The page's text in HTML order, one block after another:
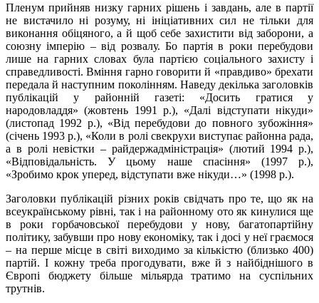
Пленум прийняв низку гарних рішень і завдань, але в партії
не вистачило ні розуму, ні ініціативних сил не тільки для
виконання обіцяного, а й щоб себе захистити від заборони, а
союзну імперію – від розвалу. Бо партія в роки перебудови
лише на гарних словах була партією соціального захисту і
справедливості. Вміння гарно говорити й «правдиво» брехати
передала й наступним поколінням. Наведу декілька заголовків
публікацій у районній газеті: «Досить гратися у
народовладдя» (жовтень 1991 р.), «Далі відступати нікуди»
(листопад 1992 р.), «Від перебудови до повного зубожіння»
(січень 1993 р.), «Коли в ролі свекрухи виступає районна рада,
а в ролі невістки – райдержадміністрація» (лютий 1994 р.),
«Відповідальність. У цьому наше спасіння» (1997 р.),
«Зробимо крок уперед, відступати вже нікуди…» (1998 р.).
Заголовки публікацій різних років свідчать про те, що як на
всеукраїнському рівні, так і на районному ото як кинулися ще
в роки горбачовської перебудови у нову, багатопартійну
політику, забувши про нову економіку, так і досі у неї граємося
– на перше місце в світі виходимо за кількістю (близько 400)
партій. І кожну треба прогодувати, вже й з найбіднішого в
Європі бюджету більше мільярда тратимо на суспільних
трутнів.